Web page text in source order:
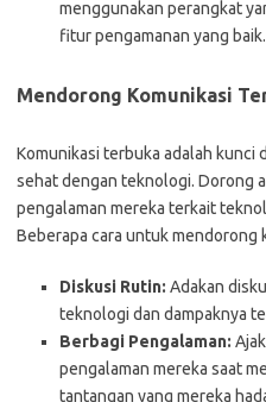
menggunakan perangkat
fitur pengamanan yang baik.
Mendorong Komunikasi
Komunikasi terbuka adalah kunci
sehat dengan teknologi. Dorong
pengalaman mereka terkait
Beberapa cara untuk mendorong
Diskusi Rutin: Adakan
teknologi dan dampaknya
Berbagi Pengalaman:
pengalaman mereka saat
tantangan yang mereka